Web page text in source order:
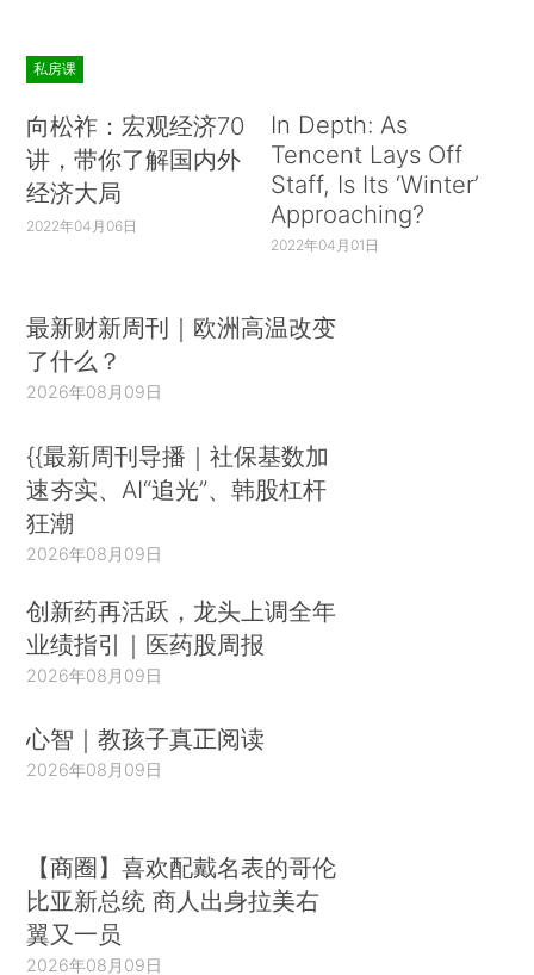
私房课
向松祚：宏观经济70
讲，带你了解国内外
经济大局
2022年04月06日
In Depth: As
Tencent Lays Off
Staff, Is Its ‘Winter’
Approaching?
2022年04月01日
最新财新周刊｜欧洲高温改变
了什么？
2026年08月09日
{{最新周刊导播｜社保基数加
速夯实、AI“追光”、韩股杠杆
狂潮
2026年08月09日
创新药再活跃，龙头上调全年
业绩指引｜医药股周报
2026年08月09日
心智｜教孩子真正阅读
2026年08月09日
【商圈】喜欢配戴名表的哥伦
比亚新总统 商人出身拉美右
翼又一员
2026年08月09日